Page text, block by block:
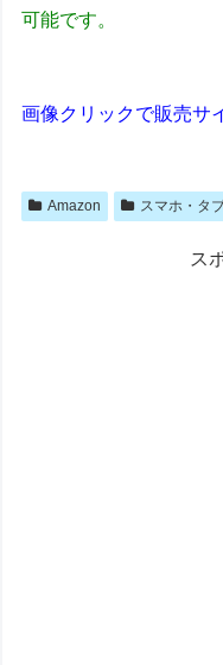
可能です。
画像クリックで販売サ
Amazon スマホ・タ
ス